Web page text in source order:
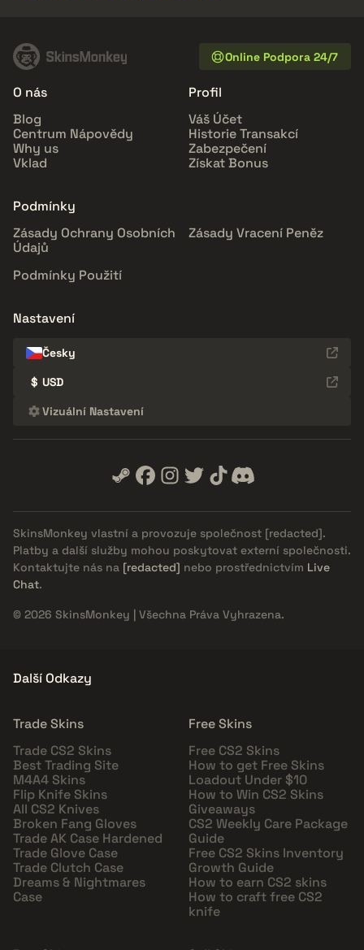
Online Podpora 24/7
O nás
Blog
Centrum Nápovědy
Why us
Vklad
Profil
Váš Účet
Historie Transakcí
Zabezpečení
Získat Bonus
Podmínky
Zásady Ochrany Osobních
Údajů
Zásady Vracení Peněz
Podmínky Použití
Nastavení
Česky
$ USD
Vizuální Nastavení
SkinsMonkey vlastní a provozuje společnost [redacted].
Platby a další služby mohou poskytovat externí společnosti.
Kontaktujte nás na [redacted] nebo prostřednictvím Live
Chat.
© 2026 SkinsMonkey | Všechna Práva Vyhrazena.
Další Odkazy
Trade Skins
Trade CS2 Skins
Best Trading Site
M4A4 Skins
Flip Knife Skins
All CS2 Knives
Broken Fang Gloves
Trade AK Case Hardened
Trade Glove Case
Trade Clutch Case
Dreams & Nightmares
Case
Free Skins
Free CS2 Skins
How to get Free Skins
Loadout Under $10
How to Win CS2 Skins
Giveaways
CS2 Weekly Care Package
Guide
Free CS2 Skins Inventory
Growth Guide
How to earn CS2 skins
How to craft free CS2
knife